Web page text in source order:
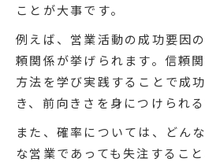
ことが大事です。
例えば、営業活動の成功要因
頼関係が挙げられます。信頼
方法を学び実践することで成
き、前向きさを身につけられる
また、確率については、どん
な営業であっても失注するこ